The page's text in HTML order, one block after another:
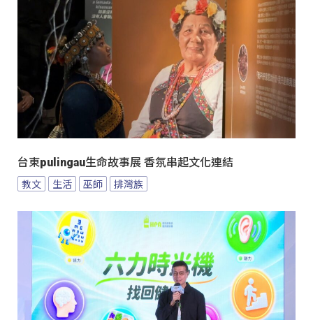
台東pulingau生命故事展 香氛串起文化連結
教文 生活 巫師 排灣族